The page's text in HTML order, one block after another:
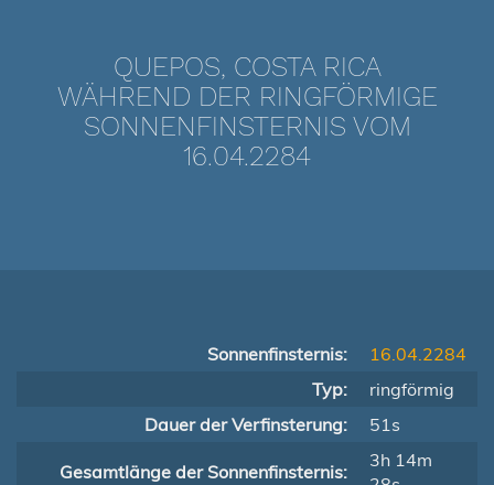
QUEPOS, COSTA RICA
WÄHREND DER RINGFÖRMIGE
SONNENFINSTERNIS VOM
16.04.2284
Sonnenfinsternis:
16.04.2284
Typ:
ringförmig
Dauer der Verfinsterung:
51s
Gesamtlänge der Sonnenfinsternis:
3h 14m